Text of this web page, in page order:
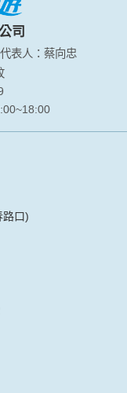
瀏覽及點選資料記
此記錄為內部應
查內容進行統計與
，除供內部研究
，但不涉及特定個
以外之其他用途。
品、服務、活動或
本網站也可以從商
名、電話、住址、
行業等相關資料，
住址、身份證字
關資料，當您註冊
取得您的資料。
時，伺服器自行產
址、使用時間、使
網站內部所瀏覽的
本網站不會也無法
網刊登廣告之廠
資料。對於您主動
司
代表人：蔡向忠
路口)